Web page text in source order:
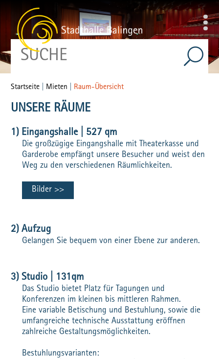
Startseite Mieten Raum-Übersicht
UNSERE RÄUME
1) Eingangshalle | 527 qm
Die großzügige Eingangshalle mit Theaterkasse und
Garderobe empfängt unsere Besucher und weist den
Weg zu den verschiedenen Räumlichkeiten.
Bilder
2) Aufzug
Gelangen Sie bequem von einer Ebene zur anderen.
3) Studio | 131qm
Das Studio bietet Platz für Tagungen und
Konferenzen im kleinen bis mittleren Rahmen.
Eine variable Betischung und Bestuhlung, sowie die
umfangreiche technische Ausstattung eröffnen
zahlreiche Gestaltungsmöglichkeiten.
Bestuhlungsvarianten: